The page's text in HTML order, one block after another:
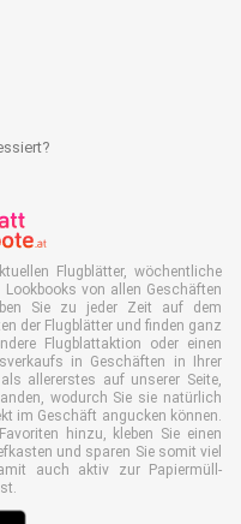
Flugblätter, wöchentliche
von allen Geschäften
Sie zu jeder Zeit auf dem
der Flugblätter und finden ganz
Flugblattaktion oder einen
in Geschäften in Ihrer
allererstes auf unserer Seite,
wodurch Sie sie natürlich
im Geschäft angucken können.
hinzu, kleben Sie einen
und sparen Sie somit viel
auch aktiv zur Papiermüll-